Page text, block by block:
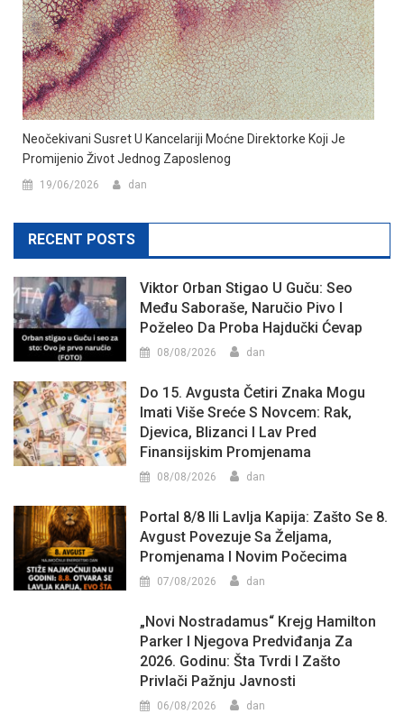
Neočekivani Susret U Kancelariji Moćne Direktorke Koji Je
Promijenio Život Jednog Zaposlenog
19/06/2026 dan
RECENT POSTS
Viktor Orban Stigao U Guču: Seo
Među Saboraše, Naručio Pivo I
Poželeo Da Proba Hajdučki Ćevap
08/08/2026 dan
Do 15. Avgusta Četiri Znaka Mogu
Imati Više Sreće S Novcem: Rak,
Djevica, Blizanci I Lav Pred
Finansijskim Promjenama
08/08/2026 dan
Portal 8/8 Ili Lavlja Kapija: Zašto Se 8.
Avgust Povezuje Sa Željama,
Promjenama I Novim Počecima
07/08/2026 dan
„Novi Nostradamus“ Krejg Hamilton
Parker I Njegova Predviđanja Za
2026. Godinu: Šta Tvrdi I Zašto
Privlači Pažnju Javnosti
06/08/2026 dan